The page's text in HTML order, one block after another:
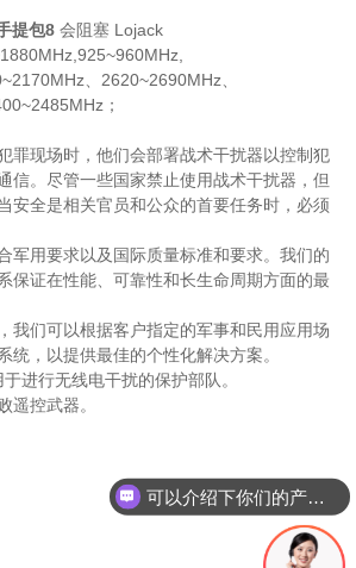
高功率便携式无人机系统 4 波段反无人机枪干扰器 无人机无人机 GPS 900MHz 2.4G 5.8g 无线 1.2km 5bands 网络反无人机信号干扰器
便携式 100W 5 波段无人机多频反无人机干扰器，适用于 1 公里
提包8 会阻塞 Lojack
、2620~2690MHz、
；
罪现场时，他们会部署战术干扰器以控制犯
信。尽管一些国家禁止使用战术干扰器，但
安全是相关官员和公众的首要任务时，必须
军用要求以及国际质量标准和要求。我们的
保证在性能、可靠性和长生命周期方面的最
我们可以根据客户指定的军事和民用应用场
统，以提供最佳的个性化解决方案。
进行无线电干扰的保护部队。
遥控武器。
可以介绍下你们的产品么